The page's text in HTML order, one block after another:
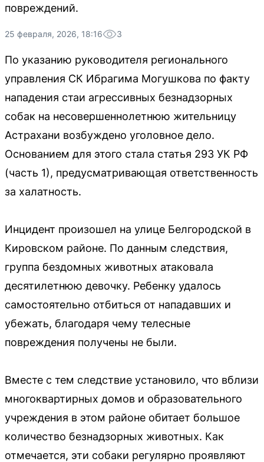
повреждений.
25 февраля, 2026, 18:16 3
По указанию руководителя регионального
управления СК Ибрагима Могушкова по факту
нападения стаи агрессивных безнадзорных
собак на несовершеннолетнюю жительницу
Астрахани возбуждено уголовное дело.
Основанием для этого стала статья 293 УК РФ
(часть 1), предусматривающая ответственность
за халатность.
Инцидент произошел на улице Белгородской в
Кировском районе. По данным следствия,
группа бездомных животных атаковала
десятилетнюю девочку. Ребенку удалось
самостоятельно отбиться от нападавших и
убежать, благодаря чему телесные
повреждения получены не были.
Вместе с тем следствие установило, что вблизи
многоквартирных домов и образовательного
учреждения в этом районе обитает большое
количество безнадзорных животных. Как
отмечается, эти собаки регулярно проявляют